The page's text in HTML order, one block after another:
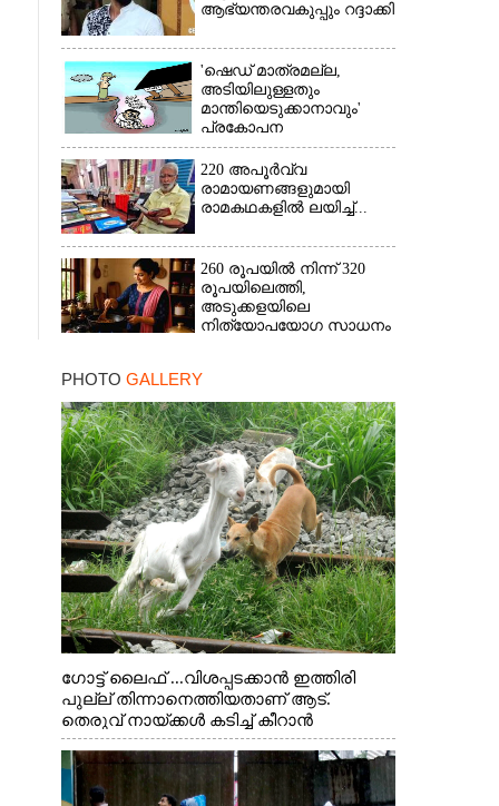
ആഭ്യന്തരവകുപ്പും റദ്ദാക്കി
'ഷെഡ് മാത്രമല്ല,
അടിയിലുള്ളതും
മാന്തിയെടുക്കാനാവും'
പ്രകോപന
പ്രസംഗവുമായി കെ.കെ.
രാഗേഷ്
220 അപൂർവ്വ
രാമായണങ്ങളുമായി
രാമകഥകളിൽ ലയിച്ച്...
260 രൂപയിൽ നിന്ന് 320
രൂപയിലെത്തി,
അടുക്കളയിലെ
നിത്യോപയോഗ സാധനം
PHOTO GALLERY
ഗോട്ട് ലൈഫ് ...വിശപ്പടക്കാൻ ഇത്തിരി
പുല്ല് തിന്നാനെത്തിയതാണ് ആട്.
തെരുവ് നായ്ക്കൾ കടിച്ച് കീറാൻ
വന്നതോടെ വയറിന്റെ ആന്തൽ മറന്ന്
ജീവന് വേണ്ടിയായി ഓട്ടം. എറണാകുളം
വാത്തുരുത്തിയിൽ നിന്നുള്ള കാഴ്ച
×